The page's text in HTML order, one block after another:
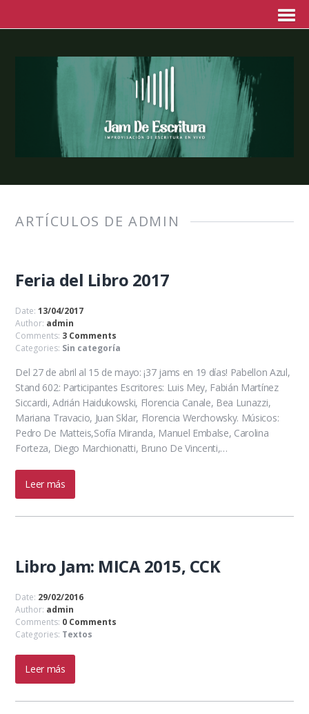
ARTÍCULOS DE ADMIN
Feria del Libro 2017
Date:13/04/2017
Author: admin
Comments: 3 Comments
Categories: Sin categoría
Del 27 de abril al 15 de mayo: ¡37 jams en 19 días! Pabellon Azul,
Stand 602: Participantes Escritores: Luis Mey, Fabián Martínez
Siccardi, Adrián Haidukowski, Florencia Canale, Bea Lunazzi,
Mariana Travacio, Juan Sklar, Florencia Werchowsky. Músicos:
Pedro De Matteis,Sofía Miranda, Manuel Embalse, Carolina
Forteza, Diego Marchionatti, Bruno De Vincenti,…
Leer más
Libro Jam: MICA 2015, CCK
Date: 29/02/2016
Author: admin
Comments: 0 Comments
Categories: Textos
Leer más